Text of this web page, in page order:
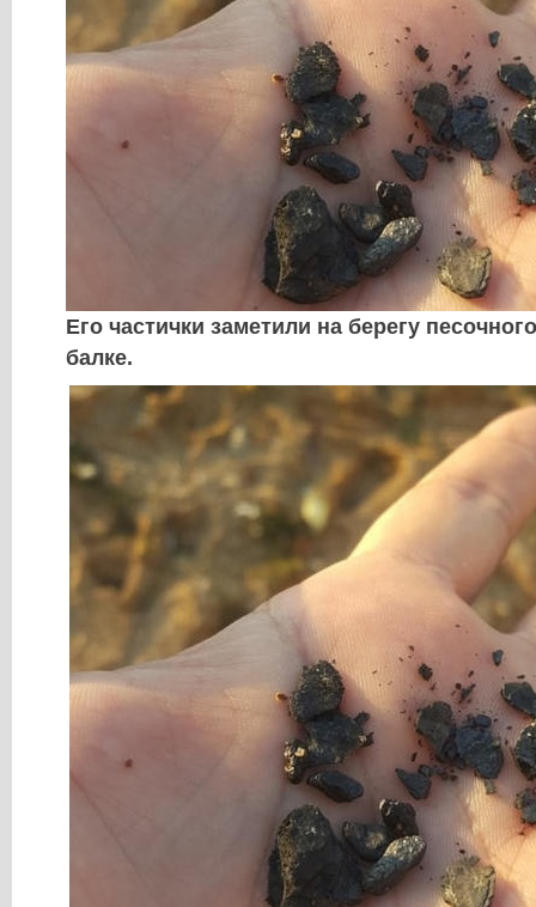
Его частички заметили на берегу
балке.